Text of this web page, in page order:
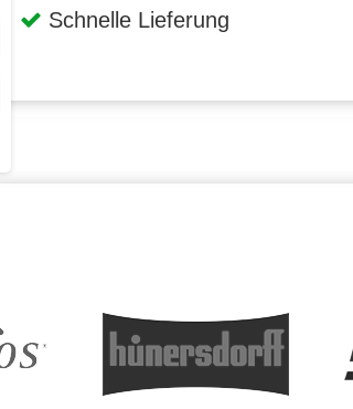
Schnelle Lieferung